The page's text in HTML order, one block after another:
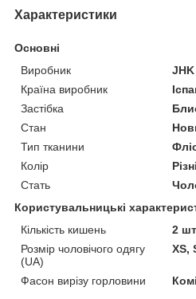
Характеристики
Основні
Виробник
JHK
Країна виробник
Застібка
Стан
Тип тканини
Колір
Стать
Користувальницькі
Кількість кишень
2
Розмір чоловічого одягу
(UA)
XS,
Фасон вирізу горловини